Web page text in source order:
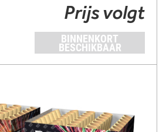
Prijs volgt
BINNENKORT
BESCHIKBAAR